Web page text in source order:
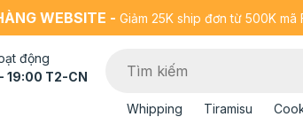
WEBSITE - Giảm 25K ship đơn từ 500K mã
động
19:00 T2-CN
Whipping Tiramisu